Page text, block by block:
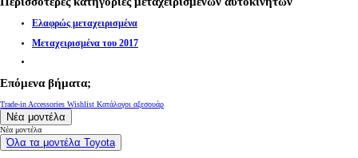
Ελαφρώς μεταχειρισμένα
Μεταχειρισμένα του 2017
Επόμενα βήματα;
Trade-inAccessories Wishlist Κατάλογοι αξεσουάρ
Νέα μοντέλα
Νέα μοντέλα
Όλα τα μοντέλα Toyota